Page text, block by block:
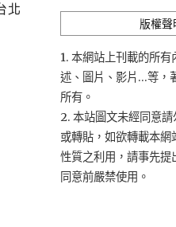
北
版權聲
1. 本網站上刊載的所
述、圖片、影片...等，
所有。
2. 本站圖文未經同意
或轉貼，如欲轉載本網
性質之利用，請事先提
同意前嚴禁使用。